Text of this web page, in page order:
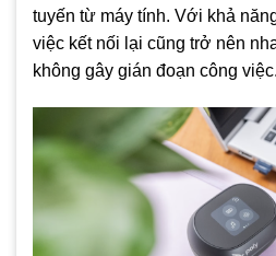
tuyến từ máy tính. Với khả
việc kết nối lại cũng trở nên
không gây gián đoạn công việc.